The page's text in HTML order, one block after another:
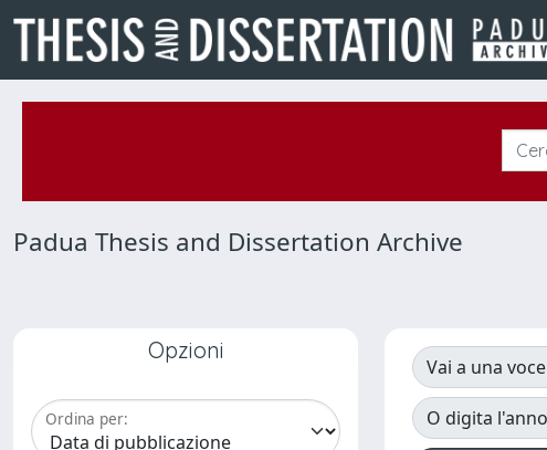
Padua Thesis and Dissertation Archive
Opzioni
Ordina per:
Vai a una
O digita